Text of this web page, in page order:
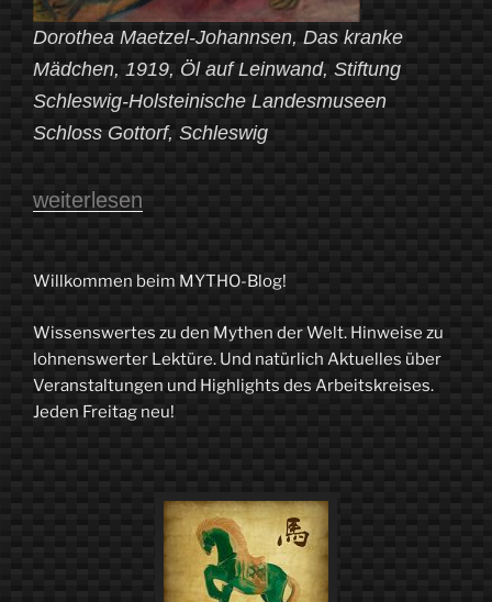
Dorothea Maetzel-Johannsen, Das kranke
Mädchen, 1919, Öl auf Leinwand, Stiftung
Schleswig-Holsteinische Landesmuseen
Schloss Gottorf, Schleswig
„Von
und
Die
schaffende
Galatea“
weiterlesen
Willkommen beim MYTHO-Blog!
Wissenswertes zu den Mythen der Welt. Hinweise zu
lohnenswerter Lektüre. Und natürlich Aktuelles über
Veranstaltungen und Highlights des Arbeitskreises.
Jeden Freitag neu!